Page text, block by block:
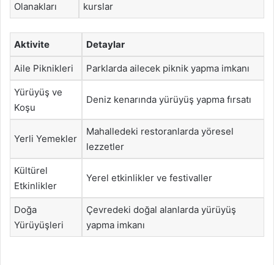
Olanakları
kurslar
Aktivite Detaylar
Aile Piknikleri Parklarda ailecek piknik yapma imkanı
Yürüyüş ve
Koşu
Deniz kenarında yürüyüş yapma fırsatı
Yerli Yemekler
Mahalledeki restoranlarda yöresel
lezzetler
Kültürel
Etkinlikler
Yerel etkinlikler ve festivaller
Doğa
Yürüyüşleri
Çevredeki doğal alanlarda yürüyüş
yapma imkanı